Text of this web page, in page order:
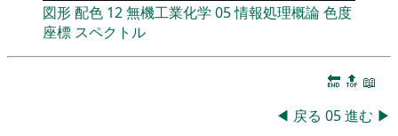
図形配色 12無機工業化学 05情報処理概論色度
座標 スペクトル
🔚 🔝 📖
◀ 戻る 05進む ▶